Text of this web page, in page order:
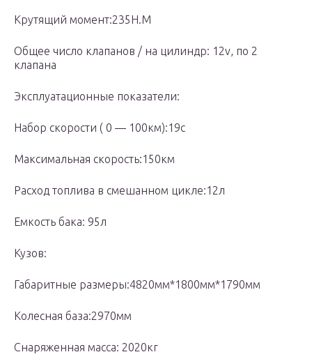
Крутящий момент:235Н.М
Общее число клапанов / на цилиндр: 12v, по 2
клапана
Эксплуатационные показатели:
Набор скорости ( 0 — 100км):19с
Максимальная скорость:150км
Расход топлива в смешанном цикле:12л
Емкость бака: 95л
Кузов:
Габаритные размеры:4820мм*1800мм*1790мм
Колесная база:2970мм
Снаряженная масса: 2020кг